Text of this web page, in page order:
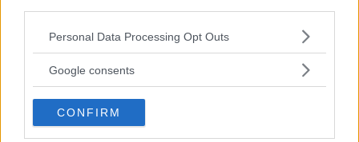
Please note that this website/app uses one or more Google
not limited to your visit or usage behaviour. You may click to
use your data for below specified purposes in below Google
consent section.
Personal Data Processing Opt Outs
Google consents
CONFIRM